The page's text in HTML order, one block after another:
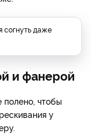
согнуть даже
и фанерой
полено, чтобы
у